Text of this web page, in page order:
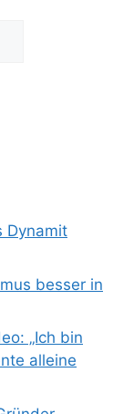
Dynamit
besser in
„Ich bin
alleine